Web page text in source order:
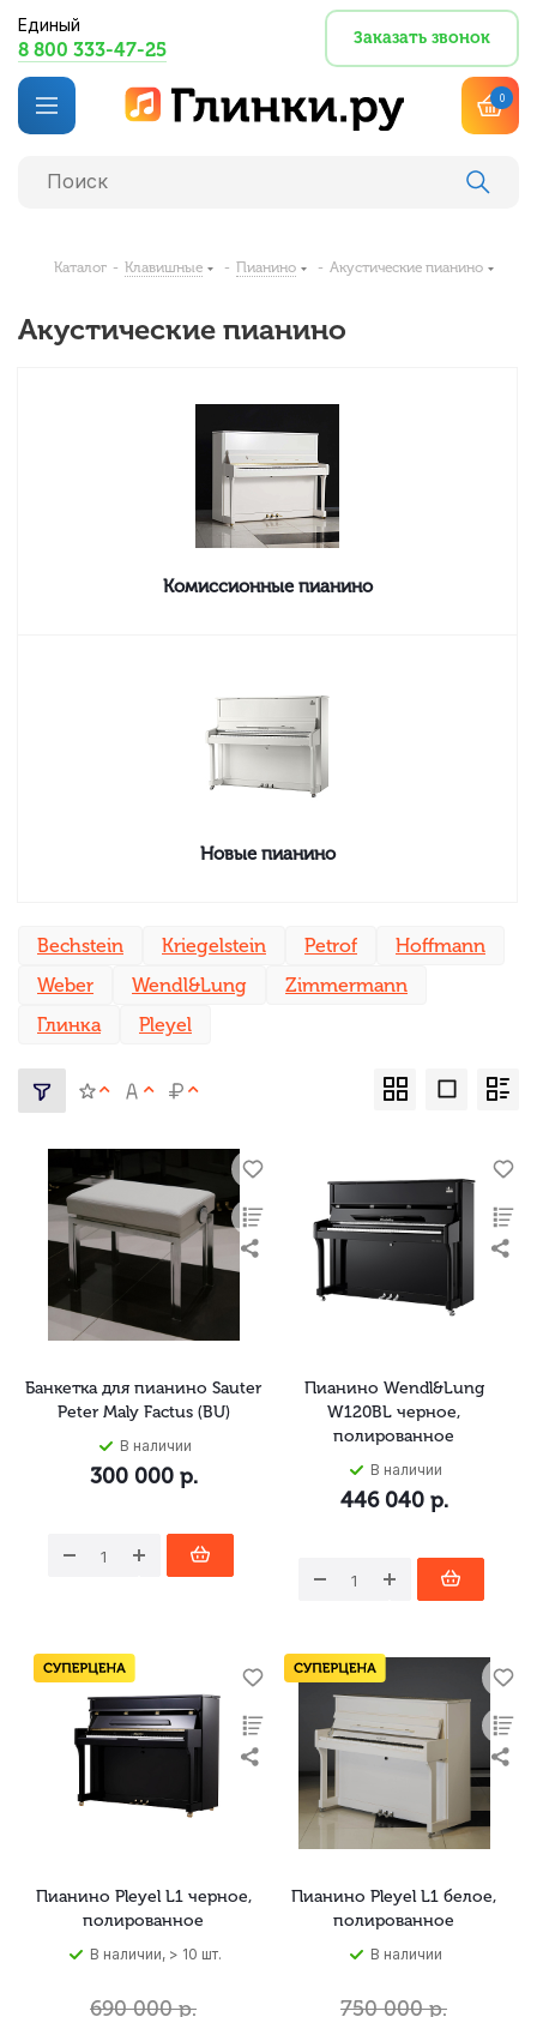
Единый
8 800 333-47-25
Заказать звонок
0
Каталог - Клавишные - Пианино - Акустические пианино
Акустические пианино
Комиссионные пианино
Новые пианино
Bechstein Kriegelstein Petrof
Hoffmann
Weber
Wendl&Lung
Zimmermann
Глинка
Pleyel
Банкетка для пианино Sauter
Peter Maly Factus (BU)
В наличии
300 000р.
Пианино Wendl&Lung
W120BL черное,
полированное
В наличии
446 040р.
Пианино Pleyel L1 черное,
полированное
В наличии, > 10 шт.
690 000р.
Пианино Pleyel L1 белое,
полированное
В наличии
750 000р.